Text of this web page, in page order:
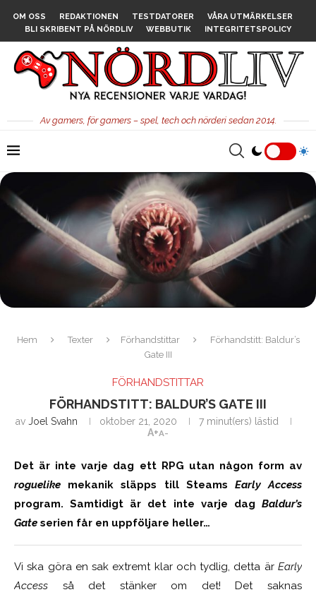
OM OSS REDAKTIONEN TESTDATORER
VÅRA UTMÄRKELSER
BLI SKRIBENT PÅ NÖRDLIV
WEBBUTIK INTEGRITETSPOLICY
Av gamers, för gamers – spel, tech och nörderi sedan 2014.
Hem Texter Förhandstittar
Förhandstitt: Baldur’s
Gate III
FÖRHANDSTITTAR
FÖRHANDSTITT: BALDUR’S GATE III
av Joel Svahn oktober 21, 2020
7 minut(ers) lästid
A+A-
Det är inte varje dag ett RPG utan någon form av
roguelike mekanik släpps till Steams Early Access
program. Samtidigt är det inte varje dag Baldur’s
Gate serien får en uppföljare heller…
Vi ska göra en sak extremt klar och tydlig, detta är Early
Access så det stänker om det! Det saknas